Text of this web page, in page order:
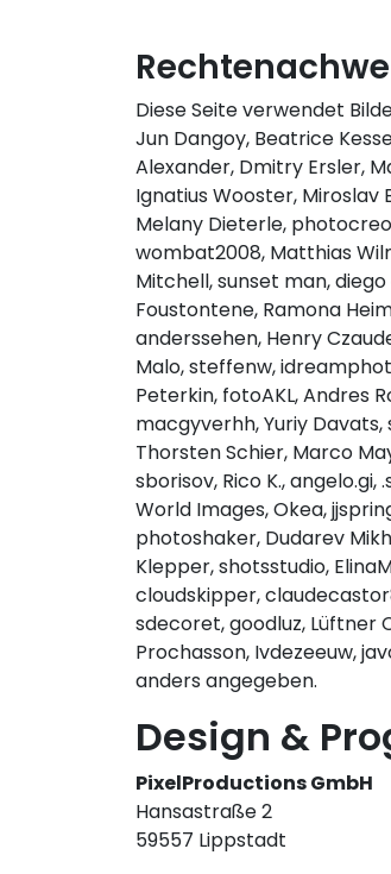
Diese Seite verwendet
Jun Dangoy, Beatrice
Alexander, Dmitry Ersler,
Ignatius Wooster, Miroslav
Melany Dieterle,
wombat2008, Matthias
Mitchell, sunset man,
Foustontene, Ramona
anderssehen, Henry
Malo, steffenw,
Peterkin, fotoAKL, Andres
macgyverhh, Yuriy Davats,
Thorsten Schier, Marco
sborisov, Rico K.,
World Images, Okea,
photoshaker, Dudarev
Klepper, shotsstudio,
cloudskipper,
sdecoret, goodluz, Lüftner
Prochasson, Ivdezeeuw,
anders angegeben.
Design &
PixelProductions GmbH
Hansastraße 2
59557 Lippstadt